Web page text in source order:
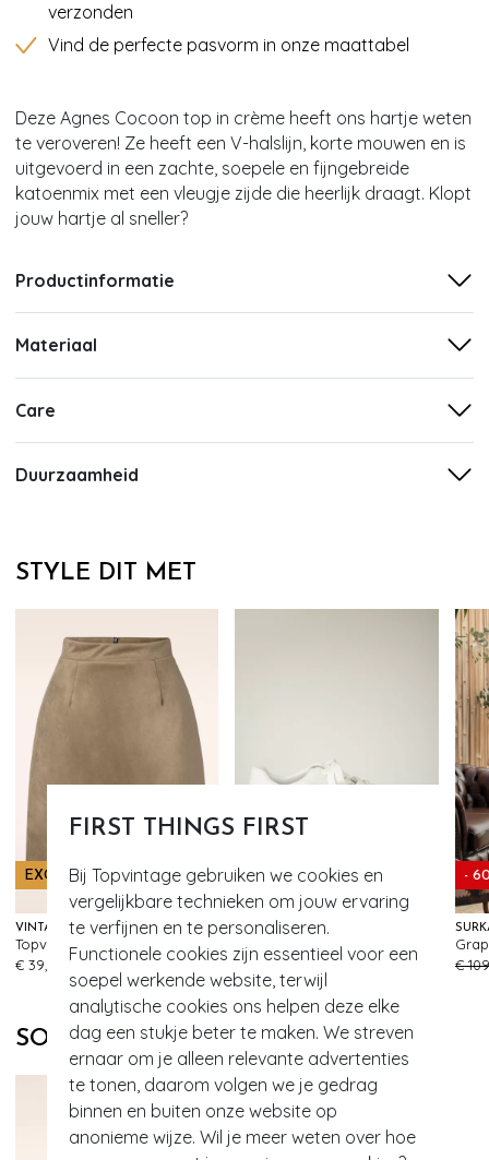
FIRST THINGS FIRST
Bij Topvintage gebruiken we cookies en
vergelijkbare technieken om jouw ervaring
te verfijnen en te personaliseren.
Functionele cookies zijn essentieel voor een
soepel werkende website, terwijl
analytische cookies ons helpen deze elke
dag een stukje beter te maken. We streven
ernaar om je alleen relevante advertenties
te tonen, daarom volgen we je gedrag
binnen en buiten onze website op
anonieme wijze. Wil je meer weten over hoe
verzonden
Vind de perfecte pasvorm in onze maattabel
Deze Agnes Cocoon top in crème heeft ons hartje weten
te veroveren! Ze heeft een V-halslijn, korte mouwen en is
uitgevoerd in een zachte, soepele en fijngebreide
katoenmix met een vleugje zijde die heerlijk draagt. Klopt
jouw hartje al sneller?
Productinformatie
Materiaal
Care
Duurzaamheid
STYLE DIT MET
EXCLUSIEF
VINTAGE CHIC FOR TOPVINTAGE
€ 39,95
513
TAMARIS
€ 59,95
-
€
SOORTGELIJKE PRODUCTEN